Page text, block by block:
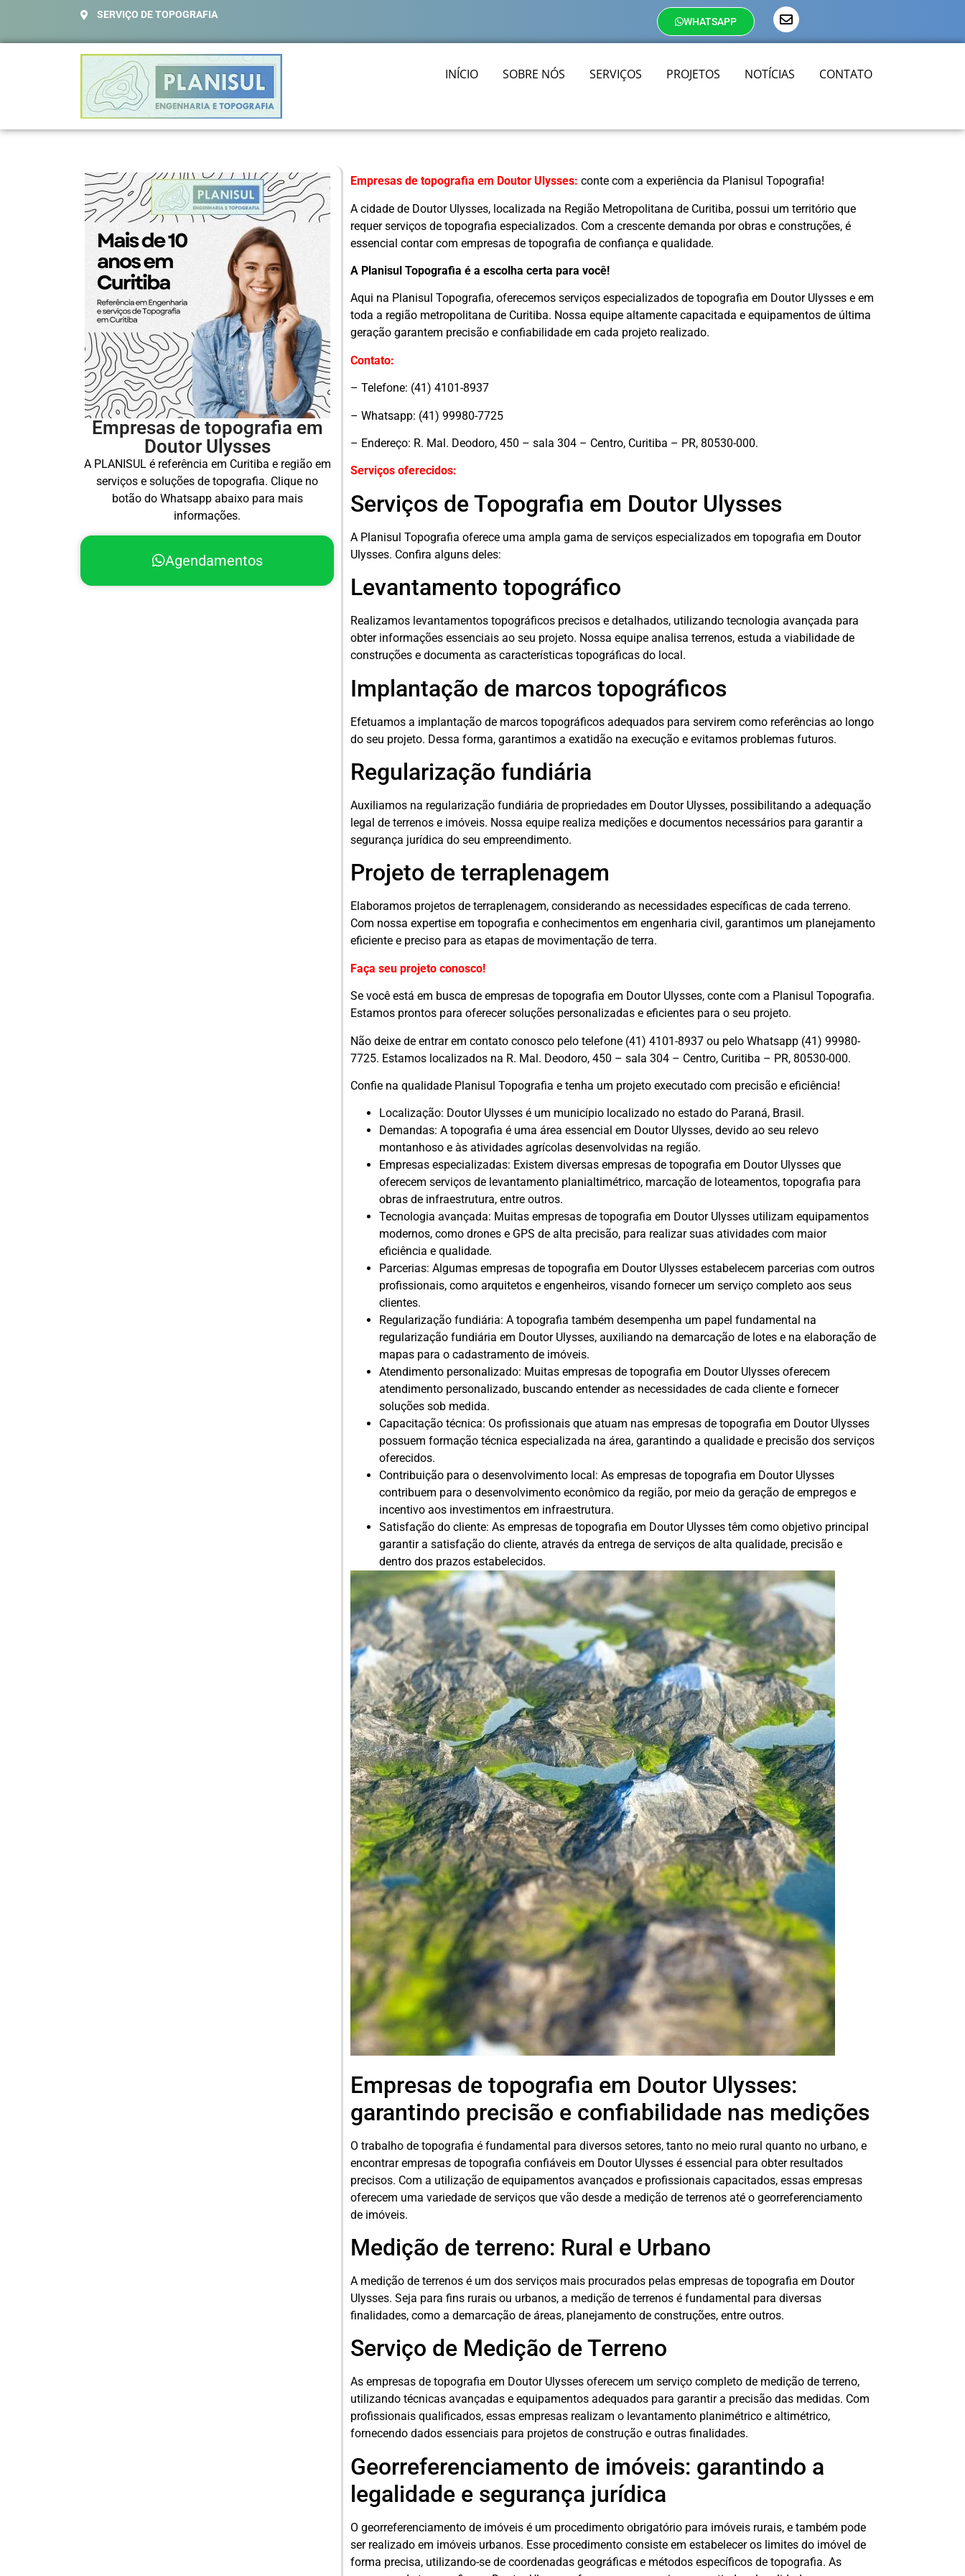
SERVIÇO DE TOPOGRAFIA
WHATSAPP
INÍCIO SOBRE NÓS SERVIÇOS PROJETOS NOTÍCIAS CONTATO
Empresas de topografia em
Doutor Ulysses
A PLANISUL é referência em Curitiba e região em
serviços e soluções de topografia. Clique no
botão do Whatsapp abaixo para mais
informações.
Agendamentos
Empresas de topografia em Doutor Ulysses: conte com a experiência da Planisul Topografia!
A cidade de Doutor Ulysses, localizada na Região Metropolitana de Curitiba, possui um território que
requer serviços de topografia especializados. Com a crescente demanda por obras e construções, é
essencial contar com empresas de topografia de confiança e qualidade.
A Planisul Topografia é a escolha certa para você!
Aqui na Planisul Topografia, oferecemos serviços especializados de topografia em Doutor Ulysses e em
toda a região metropolitana de Curitiba. Nossa equipe altamente capacitada e equipamentos de última
geração garantem precisão e confiabilidade em cada projeto realizado.
Contato:
– Telefone: (41) 4101-8937
– Whatsapp: (41) 99980-7725
– Endereço: R. Mal. Deodoro, 450 – sala 304 – Centro, Curitiba – PR, 80530-000.
Serviços oferecidos:
Serviços de Topografia em Doutor Ulysses
A Planisul Topografia oferece uma ampla gama de serviços especializados em topografia em Doutor
Ulysses. Confira alguns deles:
Levantamento topográfico
Realizamos levantamentos topográficos precisos e detalhados, utilizando tecnologia avançada para
obter informações essenciais ao seu projeto. Nossa equipe analisa terrenos, estuda a viabilidade de
construções e documenta as características topográficas do local.
Implantação de marcos topográficos
Efetuamos a implantação de marcos topográficos adequados para servirem como referências ao longo
do seu projeto. Dessa forma, garantimos a exatidão na execução e evitamos problemas futuros.
Regularização fundiária
Auxiliamos na regularização fundiária de propriedades em Doutor Ulysses, possibilitando a adequação
legal de terrenos e imóveis. Nossa equipe realiza medições e documentos necessários para garantir a
segurança jurídica do seu empreendimento.
Projeto de terraplenagem
Elaboramos projetos de terraplenagem, considerando as necessidades específicas de cada terreno.
Com nossa expertise em topografia e conhecimentos em engenharia civil, garantimos um planejamento
eficiente e preciso para as etapas de movimentação de terra.
Faça seu projeto conosco!
Se você está em busca de empresas de topografia em Doutor Ulysses, conte com a Planisul Topografia.
Estamos prontos para oferecer soluções personalizadas e eficientes para o seu projeto.
Não deixe de entrar em contato conosco pelo telefone (41) 4101-8937 ou pelo Whatsapp (41) 99980-
7725. Estamos localizados na R. Mal. Deodoro, 450 – sala 304 – Centro, Curitiba – PR, 80530-000.
Confie na qualidade Planisul Topografia e tenha um projeto executado com precisão e eficiência!
Localização: Doutor Ulysses é um município localizado no estado do Paraná, Brasil.
Demandas: A topografia é uma área essencial em Doutor Ulysses, devido ao seu relevo
montanhoso e às atividades agrícolas desenvolvidas na região.
Empresas especializadas: Existem diversas empresas de topografia em Doutor Ulysses que
oferecem serviços de levantamento planialtimétrico, marcação de loteamentos, topografia para
obras de infraestrutura, entre outros.
Tecnologia avançada: Muitas empresas de topografia em Doutor Ulysses utilizam equipamentos
modernos, como drones e GPS de alta precisão, para realizar suas atividades com maior
eficiência e qualidade.
Parcerias: Algumas empresas de topografia em Doutor Ulysses estabelecem parcerias com outros
profissionais, como arquitetos e engenheiros, visando fornecer um serviço completo aos seus
clientes.
Regularização fundiária: A topografia também desempenha um papel fundamental na
regularização fundiária em Doutor Ulysses, auxiliando na demarcação de lotes e na elaboração de
mapas para o cadastramento de imóveis.
Atendimento personalizado: Muitas empresas de topografia em Doutor Ulysses oferecem
atendimento personalizado, buscando entender as necessidades de cada cliente e fornecer
soluções sob medida.
Capacitação técnica: Os profissionais que atuam nas empresas de topografia em Doutor Ulysses
possuem formação técnica especializada na área, garantindo a qualidade e precisão dos serviços
oferecidos.
Contribuição para o desenvolvimento local: As empresas de topografia em Doutor Ulysses
contribuem para o desenvolvimento econômico da região, por meio da geração de empregos e
incentivo aos investimentos em infraestrutura.
Satisfação do cliente: As empresas de topografia em Doutor Ulysses têm como objetivo principal
garantir a satisfação do cliente, através da entrega de serviços de alta qualidade, precisão e
dentro dos prazos estabelecidos.
Empresas de topografia em Doutor Ulysses:
garantindo precisão e confiabilidade nas medições
O trabalho de topografia é fundamental para diversos setores, tanto no meio rural quanto no urbano, e
encontrar empresas de topografia confiáveis em Doutor Ulysses é essencial para obter resultados
precisos. Com a utilização de equipamentos avançados e profissionais capacitados, essas empresas
oferecem uma variedade de serviços que vão desde a medição de terrenos até o georreferenciamento
de imóveis.
Medição de terreno: Rural e Urbano
A medição de terrenos é um dos serviços mais procurados pelas empresas de topografia em Doutor
Ulysses. Seja para fins rurais ou urbanos, a medição de terrenos é fundamental para diversas
finalidades, como a demarcação de áreas, planejamento de construções, entre outros.
Serviço de Medição de Terreno
As empresas de topografia em Doutor Ulysses oferecem um serviço completo de medição de terreno,
utilizando técnicas avançadas e equipamentos adequados para garantir a precisão das medidas. Com
profissionais qualificados, essas empresas realizam o levantamento planimétrico e altimétrico,
fornecendo dados essenciais para projetos de construção e outras finalidades.
Georreferenciamento de imóveis: garantindo a
legalidade e segurança jurídica
O georreferenciamento de imóveis é um procedimento obrigatório para imóveis rurais, e também pode
ser realizado em imóveis urbanos. Esse procedimento consiste em estabelecer os limites do imóvel de
forma precisa, utilizando-se de coordenadas geográficas e métodos específicos de topografia. As